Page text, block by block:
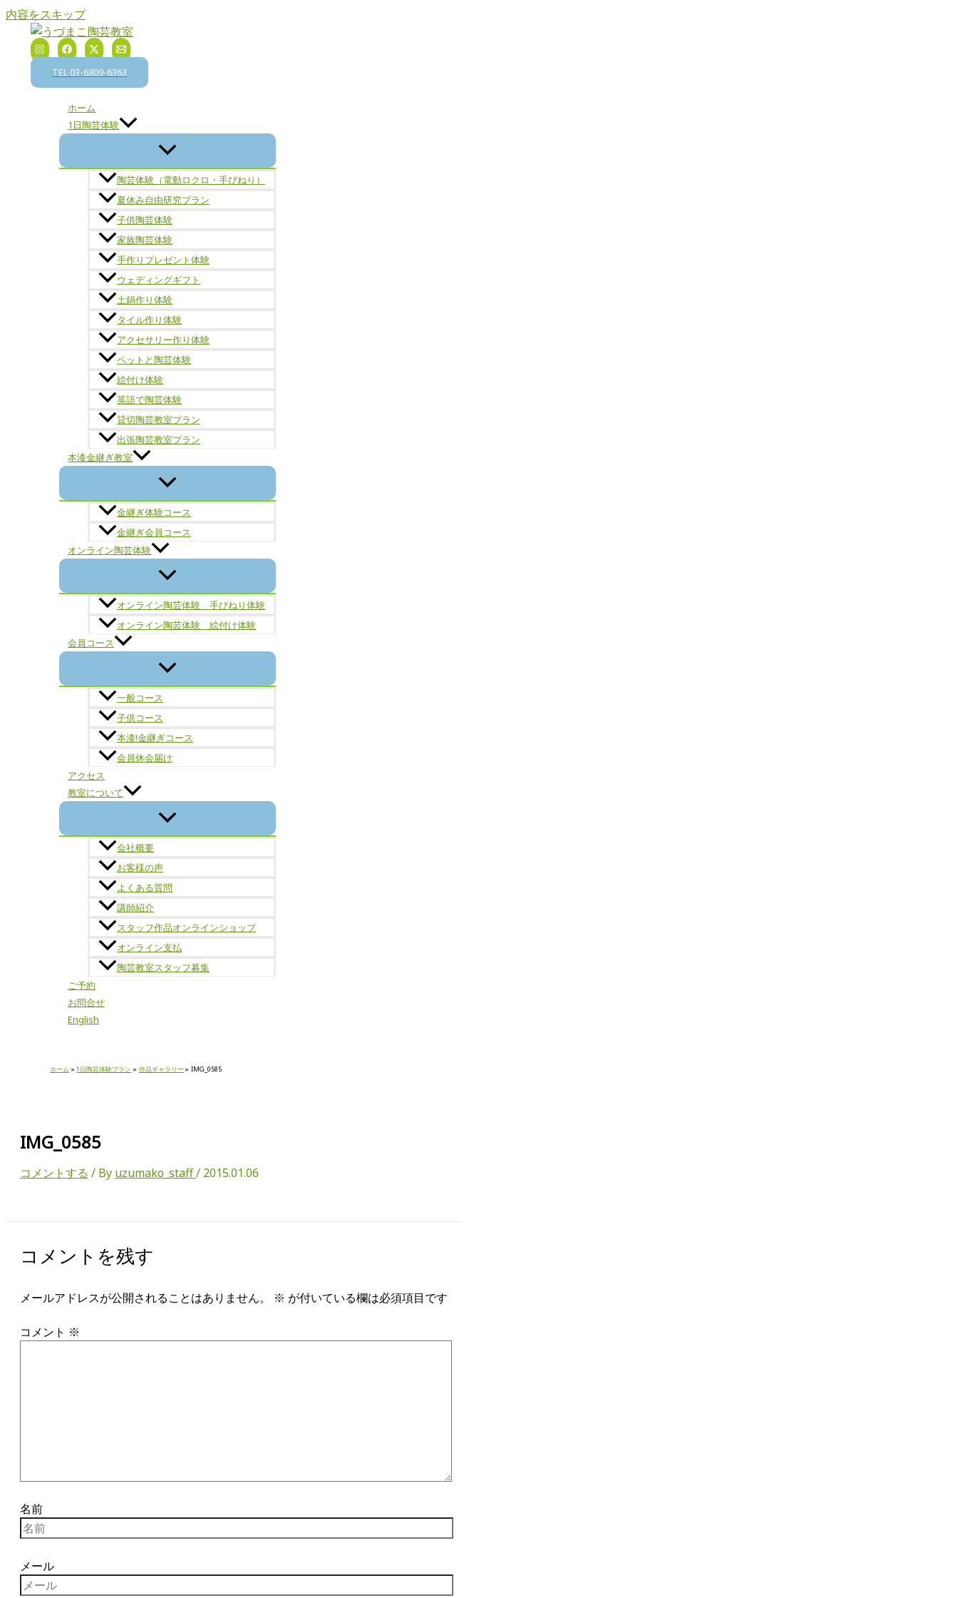
内容をスキップ
TEL 03-6809-6363
ホーム
1日陶芸体験
陶芸体験（電動ロクロ・手びねり）
夏休み自由研究プラン
子供陶芸体験
家族陶芸体験
手作りプレゼント体験
ウェディングギフト
土鍋作り体験
タイル作り体験
アクセサリー作り体験
ペットと陶芸体験
絵付け体験
英語で陶芸体験
貸切陶芸教室プラン
出張陶芸教室プラン
本漆金継ぎ教室
金継ぎ体験コース
金継ぎ会員コース
オンライン陶芸体験
オンライン陶芸体験 手びねり体験
オンライン陶芸体験 絵付け体験
会員コース
一般コース
子供コース
本漆!金継ぎコース
会員休会届け
アクセス
教室について
会社概要
お客様の声
よくある質問
講師紹介
スタッフ作品オンラインショップ
オンライン支払
陶芸教室スタッフ募集
ご予約
お問合せ
English
ホーム 1日陶芸体験プラン 作品ギャラリー IMG_0585
IMG_0585
コメントする / By uzumako_staff/ 2015.01.06
コメントを残す
メールアドレスが公開されることはありません。 ※ が付いている欄は必須項目です
コメント ※
名前
メール